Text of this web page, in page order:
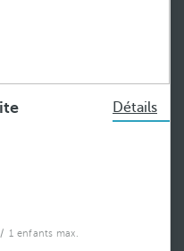
Détails
/ 1 enfants max.